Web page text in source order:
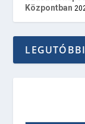
Központban